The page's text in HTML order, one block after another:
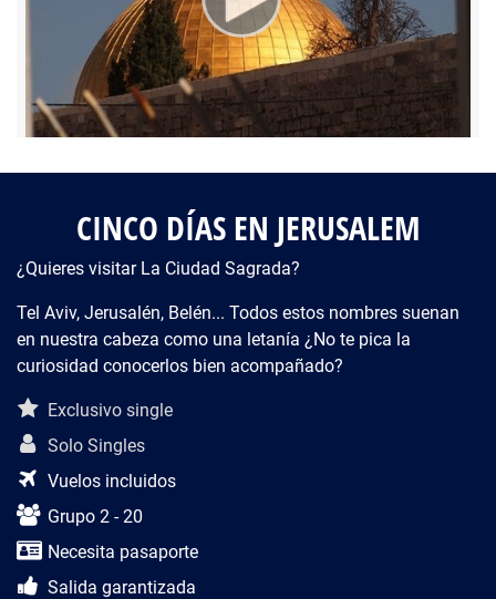
CINCO DÍAS EN JERUSALEM
¿Quieres visitar La Ciudad Sagrada?
Tel Aviv, Jerusalén, Belén... Todos estos nombres suenan
en nuestra cabeza como una letanía ¿No te pica la
curiosidad conocerlos bien acompañado?
Descripción del viaje
Exclusivo single
Solo Singles
Vuelos incluidos
Grupo 2 - 20
Necesita pasaporte
Salida garantizada